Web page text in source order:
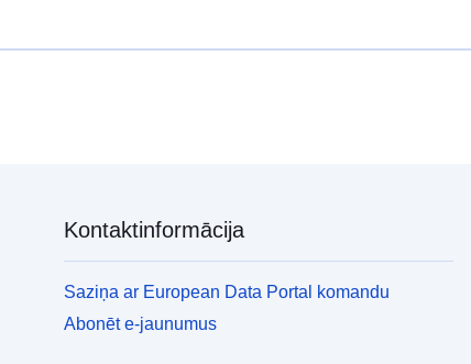
Kontaktinformācija
Saziņa ar European Data Portal komandu
Abonēt e-jaunumus